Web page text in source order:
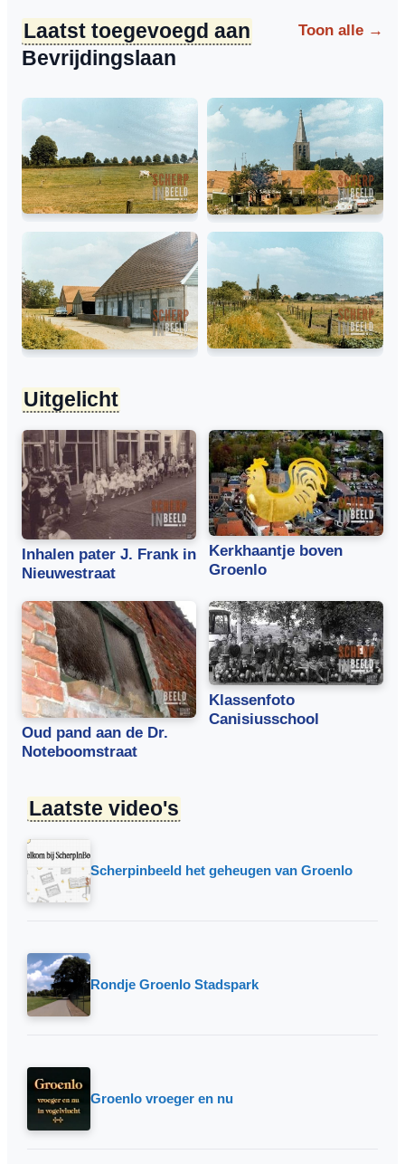
Laatst toegevoegd aan
Bevrijdingslaan
Toon alle →
Uitgelicht
Inhalen pater J. Frank in
Nieuwestraat
Kerkhaantje boven
Groenlo
Oud pand aan de Dr.
Noteboomstraat
Klassenfoto
Canisiusschool
Laatste video's
Scherpinbeeld het geheugen van Groenlo
Rondje Groenlo Stadspark
Groenlo vroeger en nu